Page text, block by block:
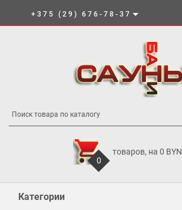
+375 (29) 676-78-37
0
товаров, на 0 BYN
Категории